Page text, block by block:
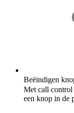
Beëindigen
Met call control
een knop in de